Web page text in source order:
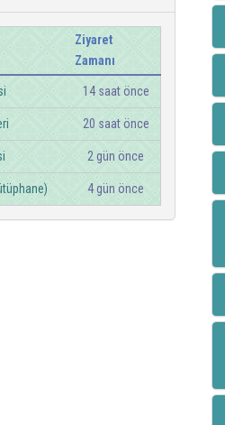
Ziyaret
Zamanı
14 saat önce
20 saat önce
2 gün önce
4 gün önce